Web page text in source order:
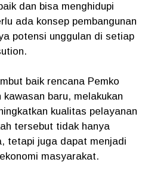
dan bisa menghidupi
ada konsep pembangunan
potensi unggulan di setiap
baik rencana Pemko
baru, melakukan
kualitas pelayanan
tersebut tidak hanya
tetapi juga dapat menjadi
masyarakat.